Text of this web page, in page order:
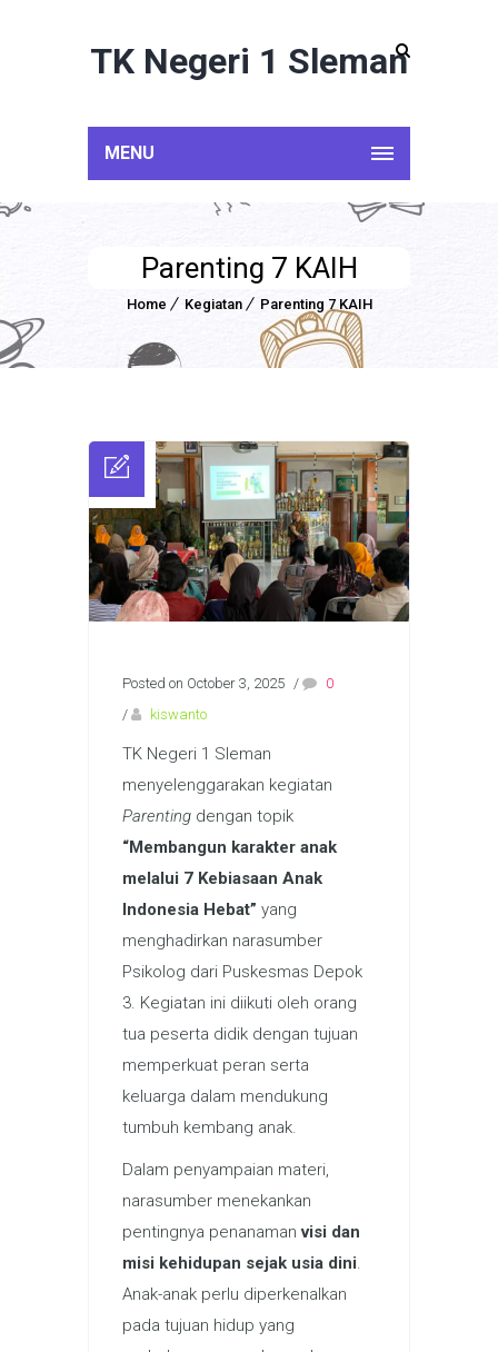
TK Negeri 1 Sleman
MENU
Parenting 7 KAIH
Home Kegiatan Parenting 7 KAIH
Posted on October 3, 2025 /
0
/
kiswanto
TK Negeri 1 Sleman
menyelenggarakan kegiatan
Parenting dengan topik
“Membangun karakter anak
melalui 7 Kebiasaan Anak
Indonesia Hebat” yang
menghadirkan narasumber
Psikolog dari Puskesmas Depok
3. Kegiatan ini diikuti oleh orang
tua peserta didik dengan tujuan
memperkuat peran serta
keluarga dalam mendukung
tumbuh kembang anak.
Dalam penyampaian materi,
narasumber menekankan
pentingnya penanamanvisi dan
misi kehidupan sejak usia dini.
Anak-anak perlu diperkenalkan
pada tujuan hidup yang